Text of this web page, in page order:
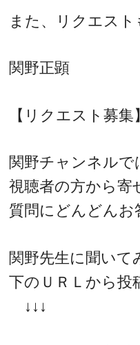
また、リクエスト
関野正顕
【リクエスト募集】
関野チャンネルで
視聴者の方から寄
質問にどんどんお
関野先生に聞いて
下のＵＲＬから投
↓↓↓